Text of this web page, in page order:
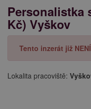
Personalistka
Kč) Vyškov
Tento inzerát již
Lokalita pracoviště: